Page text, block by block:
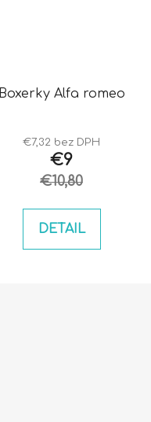
Boxerky Alfa romeo
€7,32 bez DPH
€9
€10,80
DETAIL